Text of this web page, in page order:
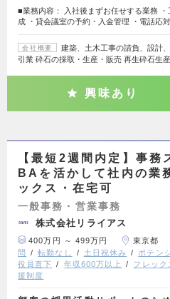
■業務内容： 入社後まずお任せする業務
成 ・貸会議室の予約・入金管理 ・電話応
会社概要
建築、土木工事の請負、設計
引業 砕石の採取・生産・販売 再生砕石生
興味あり
【最短2週間内定】事務
BAを活かして社内の業
ックス・在宅可
一般事務・営業事務
株式会社リライアス
400万円 ～ 499万円 東京都
問
転勤なし 土日祝休み ポテン
役員直下
年収600万以上 フレック
援制度